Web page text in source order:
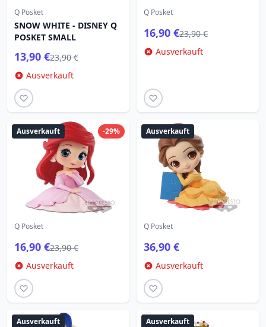
Q Posket
SNOW WHITE - DISNEY Q
POSKET SMALL
13,90 €23,90 €
Ausverkauft
Q Posket
16,90 €23,90 €
Ausverkauft
-29%
Ausverkauft
Q Posket
16,90 €23,90 €
Ausverkauft
Ausverkauft
Q Posket
36,90 €
Ausverkauft
Ausverkauft Ausverkauft